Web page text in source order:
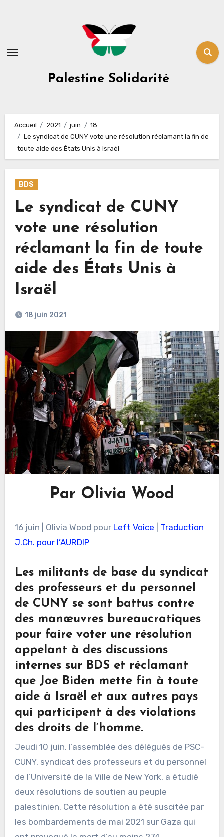
Palestine Solidarité
Accueil 2021 juin
18
Le syndicat de CUNY vote une résolution réclamant la fin de
toute aide des États Unis à Israël
BDS
Le syndicat de CUNY
vote une résolution
réclamant la fin de toute
aide des États Unis à
Israël
18 juin 2021
Par Olivia Wood
16 juin | Olivia Wood pour Left Voice
Traduction
J.Ch. pour l’AURDIP
Les militants de base du syndicat
des professeurs et du personnel
de CUNY se sont battus contre
des manœuvres bureaucratiques
pour faire voter une résolution
appelant à des discussions
internes sur BDS et réclamant
que Joe Biden mette fin à toute
aide à Israël et aux autres pays
qui participent à des violations
des droits de l’homme.
Jeudi 10 juin, l’assemblée des délégués de PSC-
CUNY, syndicat des professeurs et du personnel
de l’Université de la Ville de New York, a étudié
deux résolutions de soutien au peuple
palestinien. Cette résolution a été suscitée par
les bombardements de mai 2021 sur Gaza qui